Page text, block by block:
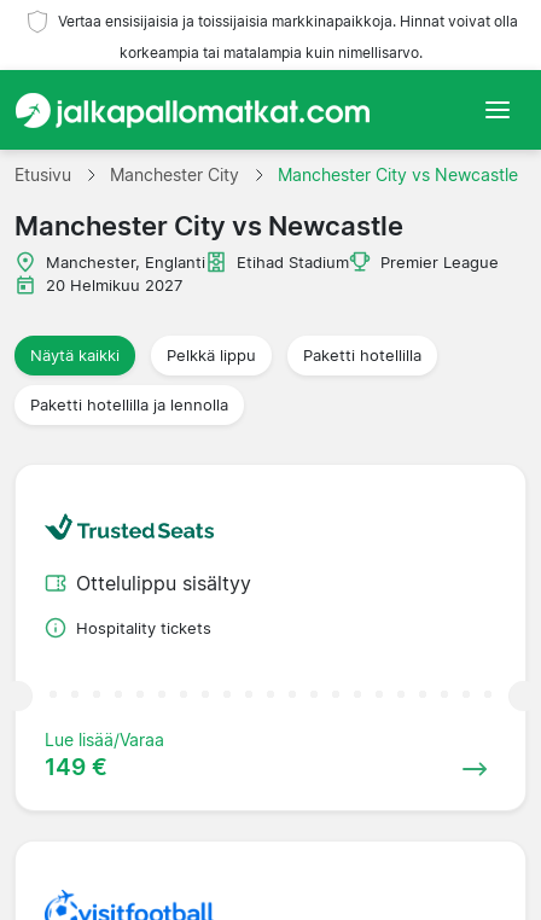
Vertaa ensisijaisia ja toissijaisia markkinapaikkoja. Hinnat voivat olla
korkeampia tai matalampia kuin nimellisarvo.
Etusivu
Joukkueet
Liigat
Matkatoimistoja
Etusivu Manchester City Manchester City vs Newcastle
Manchester City vs Newcastle
Manchester, Englanti Etihad Stadium
Premier League
20 Helmikuu 2027
Näytä kaikki Pelkkä lippu Paketti hotellilla
Paketti hotellilla ja lennolla
Ottelulippu sisältyy
Hospitality tickets
Lue lisää/Varaa
149 €